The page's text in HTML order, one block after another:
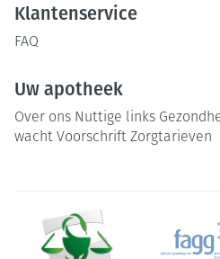
Klantenservice
FAQ
Uw apotheek
Over ons Nuttige links
wacht Voorschrift Zorgtarieven